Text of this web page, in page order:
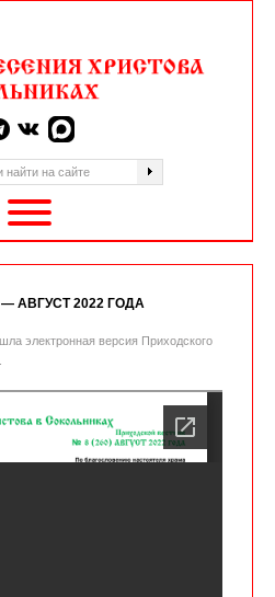
АВГУСТ 2022 ГОДА
электронная версия Приходского